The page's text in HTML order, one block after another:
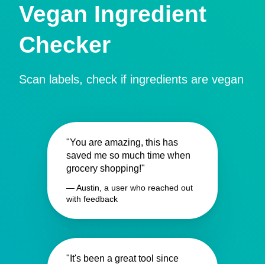
Vegan Ingredient
Checker
Scan labels, check if ingredients are vegan
"You are amazing, this has
saved me so much time when
grocery shopping!"
— Austin, a user who reached out
with feedback
"It's been a great tool since